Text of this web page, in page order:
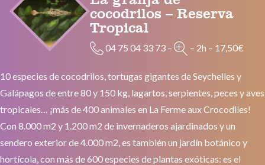
cocodrilos – Reserva
Tropical
04 75 04 33 73 – – 2h – 17,50€
10 especies de cocodrilos, tortugas gigantes de Seychelles y
Galápagos de entre 80 y 150 kg, lagartos, serpientes, peces y aves
tropicales… ¡más de 400 animales en La Ferme aux Crocodiles!
Con 8.000 m2 y 1.200 m2 de invernaderos ajardinados y un
sendero exterior de 4.000 m2, es también un jardín botánico y
hortícola, con más de 600 especies de plantas exóticas: es el